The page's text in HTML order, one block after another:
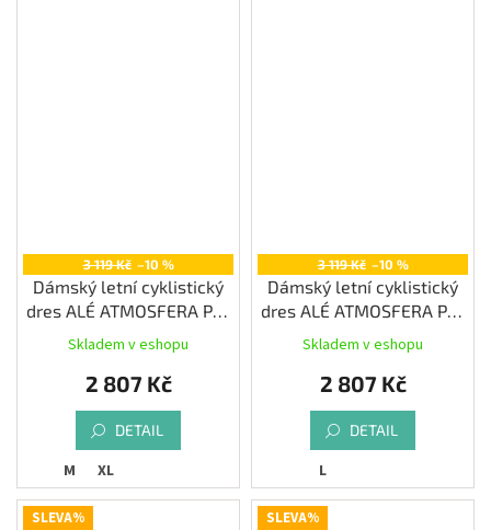
3 119 Kč –10 %
Dámský letní cyklistický
dres ALÉ ATMOSFERA PR-
E, peonia
Skladem v eshopu
2 807 Kč
DETAIL
M XL
3 119 Kč –10 %
Dámský letní cyklistický
dres ALÉ ATMOSFERA PR-
E, water green
Skladem v eshopu
2 807 Kč
DETAIL
L
SLEVA% SLEVA%